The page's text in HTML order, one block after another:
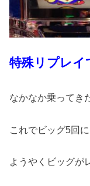
特殊リプレイ
なかなか乗ってき
これでビッグ5回
ようやくビッグが